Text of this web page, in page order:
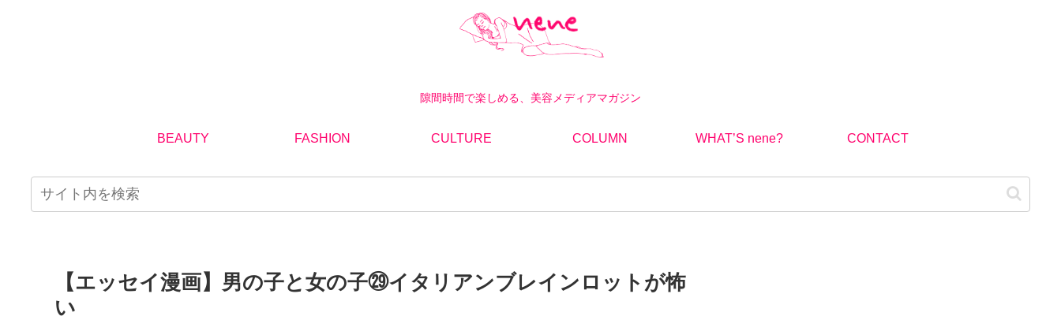
隙間時間で楽しめる、美容メディアマガジン
BEAUTY FASHION CULTURE COLUMN WHAT’S nene? CONTACT
【エッセイ漫画】男の子と女の子㉙イタリアンブレインロットが怖
い